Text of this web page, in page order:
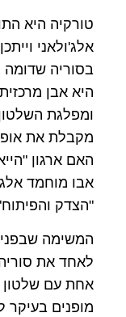
טורקיה היא
אלג'ולאני
בסוריה
היא אבן
ומפלגת
מקבלת את
האם ארגון
אבו מוחמד
"הצדק
המשימה
לאחד את
אחת עם שלטון
מופנים בעיקר